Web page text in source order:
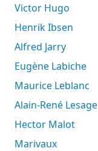
Victor Hugo
Henrik Ibsen
Alfred Jarry
Eugène Labiche
Maurice Leblanc
Alain-René Lesage
Hector Malot
Marivaux